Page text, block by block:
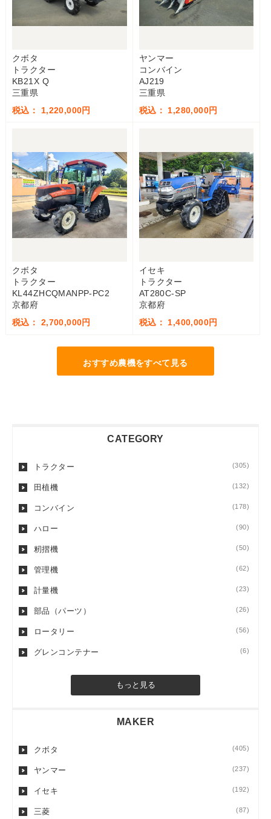
クボタ
トラクター
KB21X Q
三重県
税込： 1,220,000円
ヤンマー
コンバイン
AJ219
三重県
税込： 1,280,000円
クボタ
トラクター
KL44ZHCQMANPP-PC2
京都府
税込： 2,700,000円
イセキ
トラクター
AT280C-SP
京都府
税込： 1,400,000円
おすすめ農機をすべて見る
CATEGORY
トラクター (305)
田植機 (132)
コンバイン (178)
ハロー (90)
籾摺機 (50)
管理機 (62)
計量機 (23)
部品（パーツ） (26)
ロータリー (56)
グレンコンテナー (6)
もっと見る
MAKER
クボタ (405)
ヤンマー (237)
イセキ (192)
三菱 (87)